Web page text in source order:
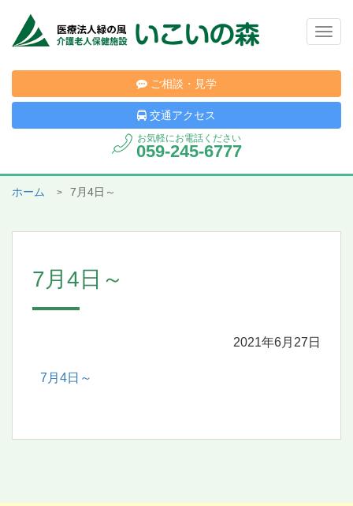
ご相談・見学
交通アクセス
お気軽にお電話ください
059-245-6777
ホーム 7月4日～
7月4日～
2021年6月27日
7月4日～